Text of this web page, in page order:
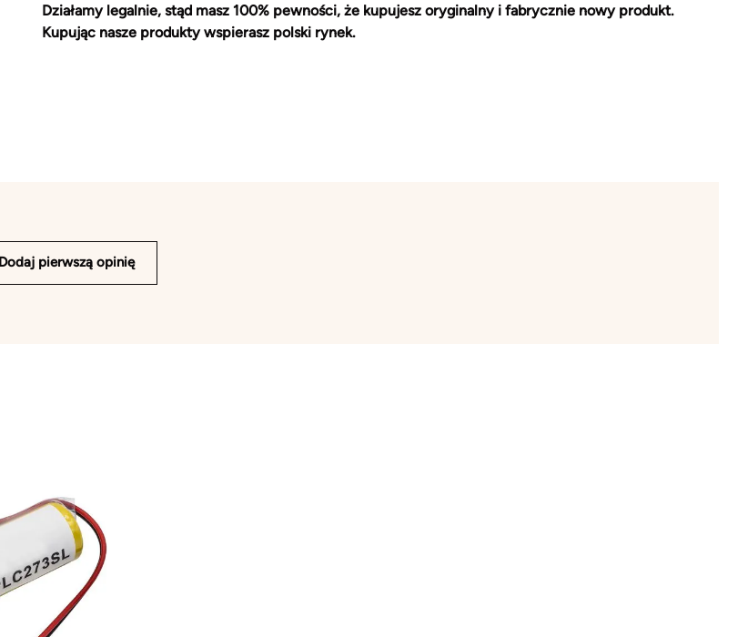
Działamy legalnie, stąd masz 100% pewności, że kupujesz oryginalny i fabrycznie nowy produkt.
Kupując nasze produkty wspierasz polski rynek.
Dodaj pierwszą opinię